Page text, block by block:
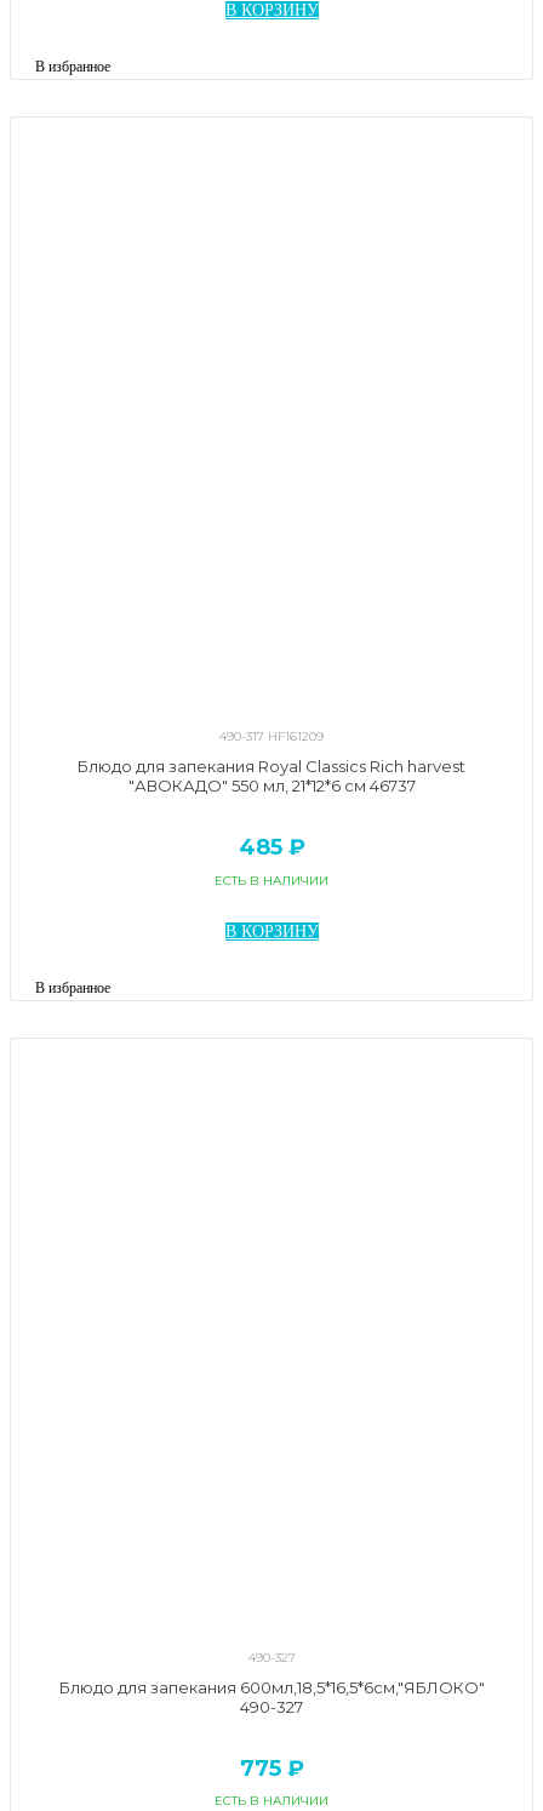
В КОРЗИНУ
В избранное
490-317 HF161209
Блюдо для запекания Royal Classics Rich harvest
"АВОКАДО" 550 мл, 21*12*6 см 46737
485 ₽
ЕСТЬ В НАЛИЧИИ
В КОРЗИНУ
В избранное
490-327
Блюдо для запекания 600мл,18,5*16,5*6см,"ЯБЛОКО"
490-327
775 ₽
ЕСТЬ В НАЛИЧИИ